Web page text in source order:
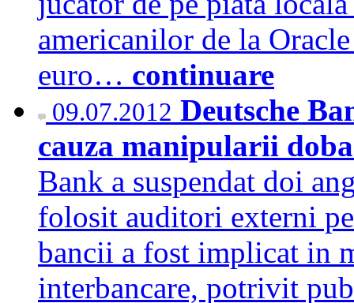
americanilor de la
euro… continuare
09.07.2012 Deutsche
cauza manipularii
Bank a suspendat doi
folosit auditori externi
bancii a fost implicat in
interbancare, potrivit